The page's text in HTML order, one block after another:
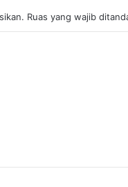
Ruas yang wajib